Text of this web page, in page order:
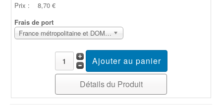
Prix :
8,70 €
Frais de port
France métropolitaine et DOM Sans surcoût
Détails du Produit